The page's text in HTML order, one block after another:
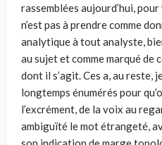
rassemblées aujourd’hui,
n’est pas à prendre comme
analytique à tout analyste,
au sujet et comme marqué
dont il s’agit. Ces a, au reste,
longtemps énumérés pour
l’excrément, de la voix au
ambiguïté le mot étrangeté,